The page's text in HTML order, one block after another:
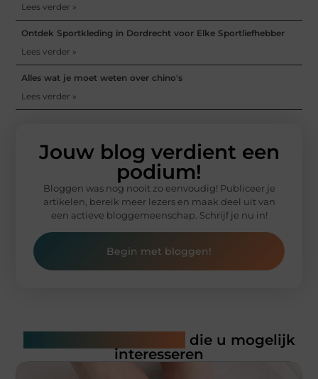
Lees verder »
Ontdek Sportkleding in Dordrecht voor Elke Sportliefhebber
Lees verder »
Alles wat je moet weten over chino's
Lees verder »
Jouw blog verdient een
podium!
Bloggen was nog nooit zo eenvoudig! Publiceer je
artikelen, bereik meer lezers en maak deel uit van
een actieve bloggemeenschap. Schrijf je nu in!
Begin met bloggen!
die u mogelijk
interesseren